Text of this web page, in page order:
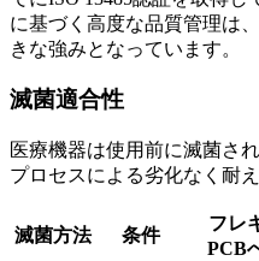
に基づく高度な品質管理は
きな強みとなっています。
滅菌適合性
医療機器は使用前に滅菌さ
プロセスによる劣化なく耐
滅菌方法 条件
フレ
PCB